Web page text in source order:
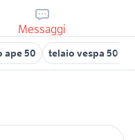
Messaggi
ape 50 telaio vespa 50